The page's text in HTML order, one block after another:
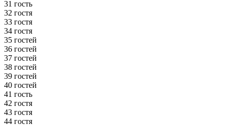
31 гость
32 гостя
33 гостя
34 гостя
35 гостей
36 гостей
37 гостей
38 гостей
39 гостей
40 гостей
41 гость
42 гостя
43 гостя
44 гостя